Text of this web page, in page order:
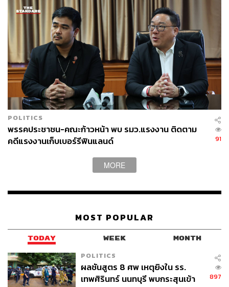
รักชนกได้เสนอให้ สปส. จัดทำระบบแดชบอร์ด (Dashboard)
เพื่อแสดงข้อมูลจำนวนผู้ประกันตนและนายจ้างที่ลงทะเบียน
เลือกตั้งแบบเรียลไทม์ พร้อมทวงถามความคืบหน้าในการเปิด
เผยรายงานและมติการประชุมของบอร์ดประกันสังคม รวม
ถึงคณะอนุกรรมการชุดต่างๆ ซึ่งเคยเสนอไว้กับผู้บริหารชุด
ก่อน เพื่อยกระดับความโปร่งใสขององค์กร
เลขาธิการสำนักงานประกันสังคมตอบรับการจัดทำแดช
บอร์ดเพื่อแสดงสถิติผู้มาใช้สิทธิ ซึ่งจะเป็นกลไกกระตุ้นการมี
ส่วนร่วมของประชาชน ส่วนการเปิดเผยข้อมูลการประชุมนั้น
สปส. อยู่ระหว่างการพิจารณาข้อกำหนดในสัญญาและข้อ
กฎหมายว่าส่วนใดสามารถเปิดเผยได้ โดยระมัดระวังไม่ให้
โปร่งใสมากที่สุดภายใต้กรอบอำนาจหน้าที่
ในตอนท้าย รักชนกได้ย้ำจุดยืนของคณะกรรมาธิการฯ ว่า
ข้าราชการประจำไม่ใช่คู่ขัดแย้ง คณะกรรมาธิการฯ พร้อม
สนับสนุนการทำงานหากหน่วยงานให้ความร่วมมือในการจัด
ส่งข้อมูลอย่างตรงไปตรงมา พร้อมสร้างความมั่นใจให้แก่
ประชาชนว่า กองทุนประกันสังคมยังคงเป็นกลไกสำคัญใน
การเป็นหลักประกันความมั่นคงให้แก่ผู้ใช้แรงงานในกรณี
POLITICS
พรรคประชาชน-คณะก้าวหน้า พบ รมว.แรงงาน ติดตาม
คดีแรงงานเก็บเบอร์รีฟินแลนด์
91
MORE
MOST POPULAR
TODAY WEEK MONTH
POLITICS
ผลชันสูตร 8 ศพ เหตุยิงใน รร.
เทพศิรินทร์ นนทบุรี พบกระสุนเข้า
897